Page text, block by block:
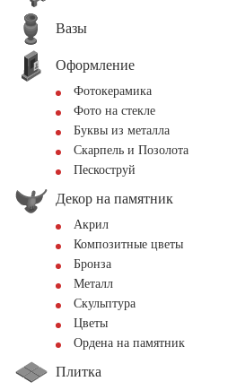
Вазы
Оформление
Фотокерамика
Фото на стекле
Буквы из металла
Скарпель и Позолота
Пескоструй
Декор на памятник
Акрил
Композитные цветы
Бронза
Металл
Скульптура
Цветы
Ордена на памятник
Плитка